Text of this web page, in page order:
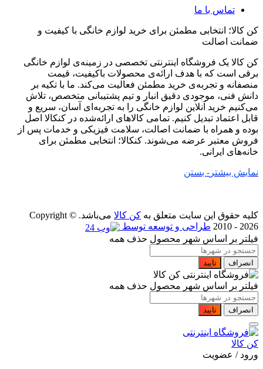
تماس با ما
کن کالا؛ انتخابی مطمئن برای خرید لوازم خانگی با کیفیت و
ضمانت اصالت
کن کالا یک فروشگاه اینترنتی تخصصی در زمینه‌ی لوازم خانگی
برقی است که با هدف ارائه‌ی محصولات باکیفیت، قیمت
منصفانه و تجربه‌ی خرید مطمئن فعالیت می‌کند. ما با تکیه بر
دانش فنی، موجودی دقیق انبار و تیم پشتیبانی متخصص، تلاش
می‌کنیم خرید آنلاین لوازم خانگی را به تجربه‌ای آسان، سریع و
قابل اعتماد تبدیل کنیم. تمامی کالاهای ارائه‌شده در کنکالا اصل
بوده و همراه با ضمانت اصالت، سلامت فیزیکی و خدمات پس از
فروش معتبر عرضه می‌شوند. کنکالا؛ انتخابی مطمئن برای
خانه‌های ایرانی.
نمایش بیشتر - بستن
کلیه حقوق این سایت متعلق به کن کالا
می‌باشد. Copyright ©
2010 - 2026 طراحی و توسعه توسط
فیلتر بر اساس شهر محصول حذف همه
انصراف تایید
فیلتر بر اساس شهر محصول حذف همه
انصراف تایید
ورود / عضویت